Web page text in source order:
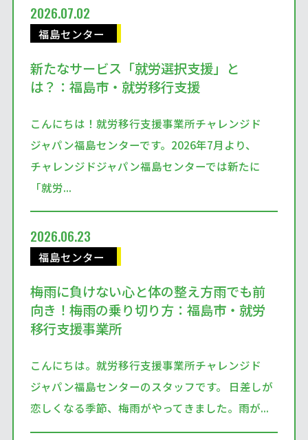
2026.07.02
福島センター
新たなサービス「就労選択支援」と
は？：福島市・就労移行支援
こんにちは！就労移行支援事業所チャレンジド
ジャパン福島センターです。2026年7月より、
チャレンジドジャパン福島センターでは新たに
「就労...
2026.06.23
福島センター
梅雨に負けない心と体の整え方雨でも前
向き！梅雨の乗り切り方：福島市・就労
移行支援事業所
こんにちは。就労移行支援事業所チャレンジド
ジャパン福島センターのスタッフです。 日差しが
恋しくなる季節、梅雨がやってきました。雨が...